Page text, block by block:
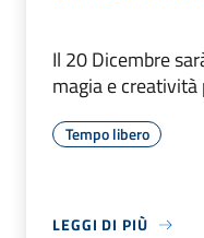
Il 20 Dicembre
magia e creatività
Tempo libero
LEGGI DI PIÙ